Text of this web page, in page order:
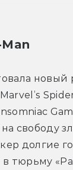
новый
свободу
долгие
в тюрьму